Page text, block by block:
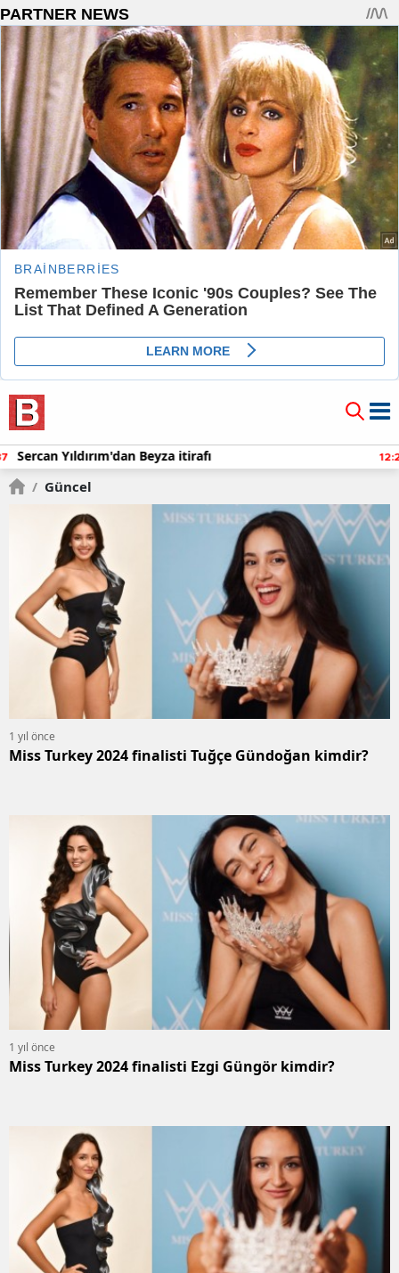
12:10 Mauro Icardi'den olay yaratan paylaşımlar!
/ Güncel
1 yıl önce
Miss Turkey 2024 finalisti Tuğçe Gündoğan kimdir?
1 yıl önce
Miss Turkey 2024 finalisti Ezgi Güngör kimdir?